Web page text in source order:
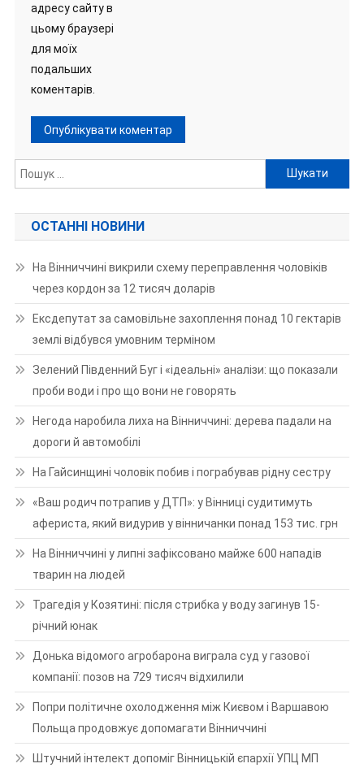
адресу сайту в
цьому браузері
для моїх
подальших
коментарів.
Пошук:
ОСТАННІ НОВИНИ
На Вінниччині викрили схему переправлення чоловіків
через кордон за 12 тисяч доларів
Ексдепутат за самовільне захоплення понад 10 гектарів
землі відбувся умовним терміном
Зелений Південний Буг і «ідеальні» аналізи: що показали
проби води і про що вони не говорять
Негода наробила лиха на Вінниччині: дерева падали на
дороги й автомобілі
На Гайсинщині чоловік побив і пограбував рідну сестру
«Ваш родич потрапив у ДТП»: у Вінниці судитимуть
афериста, який видурив у вінничанки понад 153 тис. грн
На Вінниччині у липні зафіксовано майже 600 нападів
тварин на людей
Трагедія у Козятині: після стрибка у воду загинув 15-
річний юнак
Донька відомого агробарона виграла суд у газової
компанії: позов на 729 тисяч відхилили
Попри політичне охолодження між Києвом і Варшавою
Польща продовжує допомагати Вінниччині
Штучний інтелект допоміг Вінницькій єпархії УПЦ МП